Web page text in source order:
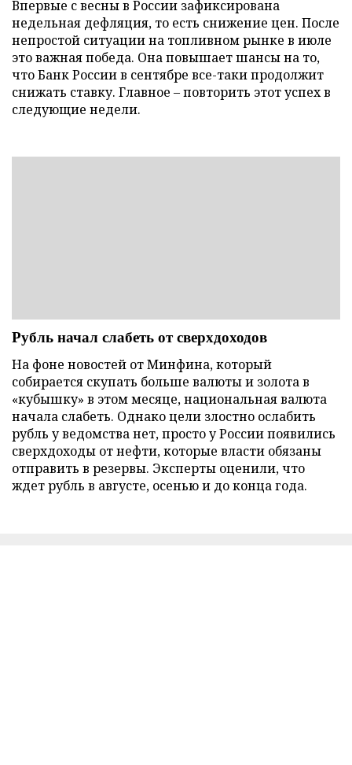
Впервые с весны в России зафиксирована
недельная дефляция, то есть снижение цен. После
непростой ситуации на топливном рынке в июле
это важная победа. Она повышает шансы на то,
что Банк России в сентябре все-таки продолжит
снижать ставку. Главное – повторить этот успех в
следующие недели.
Рубль начал слабеть от сверхдоходов
На фоне новостей от Минфина, который
собирается скупать больше валюты и золота в
«кубышку» в этом месяце, национальная валюта
начала слабеть. Однако цели злостно ослабить
рубль у ведомства нет, просто у России появились
сверхдоходы от нефти, которые власти обязаны
отправить в резервы. Эксперты оценили, что
ждет рубль в августе, осенью и до конца года.